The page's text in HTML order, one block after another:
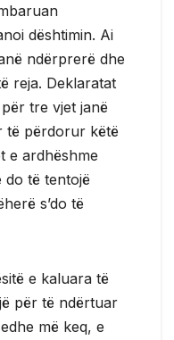
dështimin. Ai
ndërprerë dhe
reja. Deklaratat
tre vjet janë
të përdorur këtë
e ardhëshme
të tentojë
s’do të
e kaluara të
për të ndërtuar
më keq, e